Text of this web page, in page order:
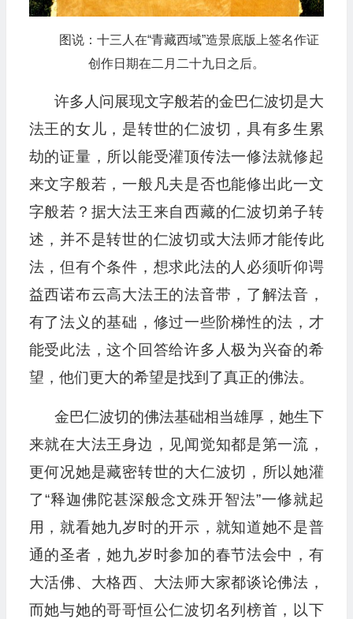
图说：十三人在“青藏西域”造景底版上签名作证
创作日期在二月二十九日之后。
许多人问展现文字般若的金巴仁波切是大
法王的女儿，是转世的仁波切，具有多生累
劫的证量，所以能受灌顶传法一修法就修起
来文字般若，一般凡夫是否也能修出此一文
字般若？据大法王来自西藏的仁波切弟子转
述，并不是转世的仁波切或大法师才能传此
法，但有个条件，想求此法的人必须听仰谔
益西诺布云高大法王的法音带，了解法音，
有了法义的基础，修过一些阶梯性的法，才
能受此法，这个回答给许多人极为兴奋的希
望，他们更大的希望是找到了真正的佛法。
金巴仁波切的佛法基础相当雄厚，她生下
来就在大法王身边，见闻觉知都是第一流，
更何况她是藏密转世的大仁波切，所以她灌
了“释迦佛陀甚深般念文殊开智法”一修就起
用，就看她九岁时的开示，就知道她不是普
通的圣者，她九岁时参加的春节法会中，有
大活佛、大格西、大法师大家都谈论佛法，
而她与她的哥哥恒公仁波切名列榜首，以下